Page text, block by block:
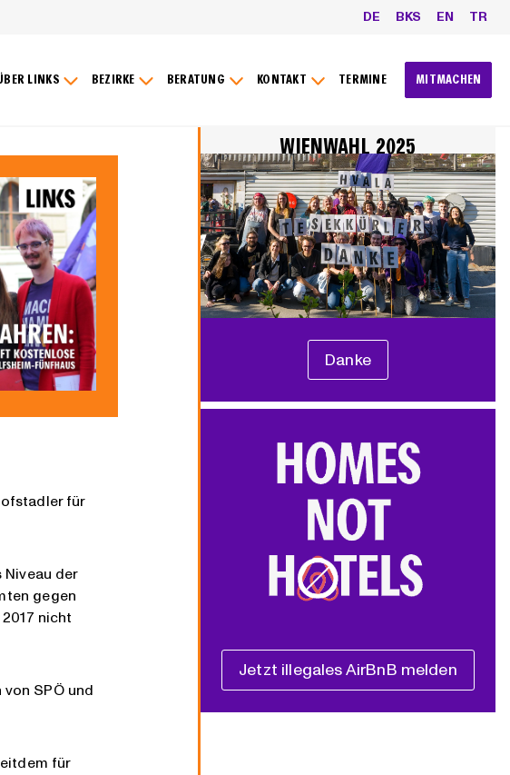
DE BKS EN TR
LINKS BEZIRKE BERATUNG KONTAKT TERMINE MITMACHEN
für
Niveau der
gegen
nicht
SPÖ und
für
WIENWAHL 2025
Danke
Jetzt illegales AirBnB melden